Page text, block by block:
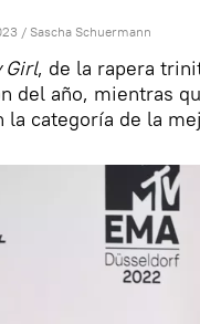
/ Sascha Schuermann
Girl, de la rapera
del año, mientras
la categoría de la